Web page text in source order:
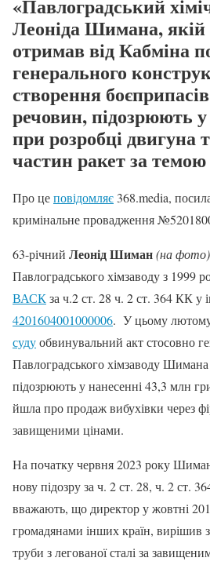
«Павлоградський
Леоніда Шимана, якій
отримав від Кабміна
генерального
створення
речовин, підозрюють
при розробці двигуна
частин ракет за темою
Про цеповідомляє 368.media,
кримінальне провадження
63-річний Леонід Шиман(на фото)
Павлоградського хімзаводу з 1999
ВАСКза ч.2 ст. 28 ч. 2 ст. 364 КК у
4201604001000006. У цьому
судуобвинувальний акт стосовно
Павлоградського хімзаводу
підозрюють у нанесенні 43,3 млн
йшла про продаж вибухівки через
завищеними цінами.
На початку червня 2023 року
нову підозру за ч. 2 ст. 28, ч. 2 ст.
вважають, що директор у жовтні
громадянами інших країн, вирішив
труби з легованої сталі за